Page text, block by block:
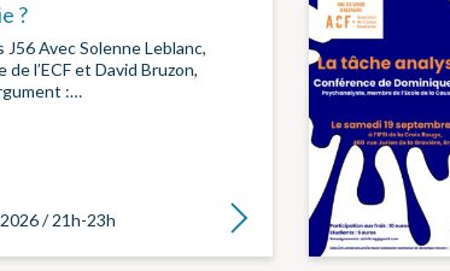
?
J56 Avec Solenne Leblanc,
l’ECF et David Bruzon,
:…
/ 21h-23h
Lire la suite